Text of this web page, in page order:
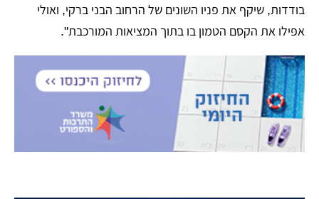
בודדות, שיקף את פניו השונים של הרחוב הבני ברקי, ואולי
אפילו את הקסם הטמון בו בתוך המציאות המורכבת".